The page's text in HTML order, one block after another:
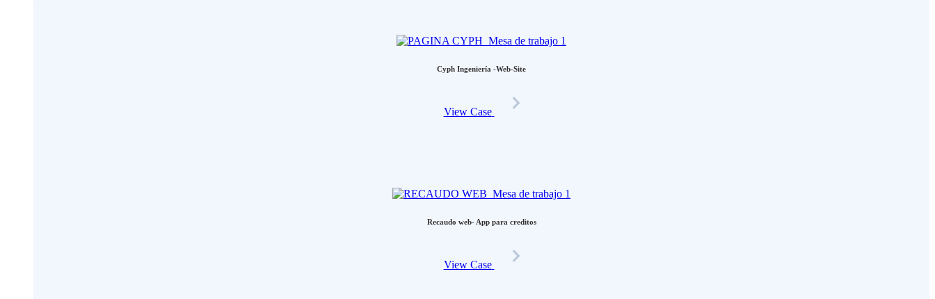
Cyph Ingeniería -Web-Site
View Case
Recaudo web- App para creditos
View Case